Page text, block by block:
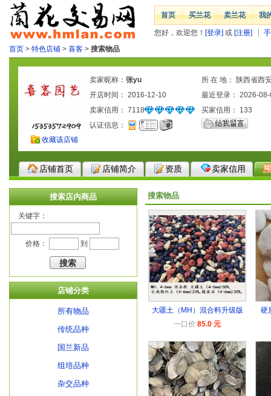
首页 买兰花 卖兰花 我
您好，欢迎您！ [登录] 或 [注册]
首页 > 特色店铺 > 喜客 > 搜索物品
收藏该店铺
卖家昵称： 张yu
所 在 地： 陕西省西
开店时间： 2016-12-10
最近登录： 2026-
卖家信用： 7118 买家信用： 133
认证信息：
店铺首页 店铺简介 资质 卖家信用
搜索店内商品
关键字：
价格： 到
店铺分类
所有物品
传统品种
国兰新品
组培品种
杂交品种
搜索物品
大疆土（MH）混合料升级版
一口价 85.0 元
硬